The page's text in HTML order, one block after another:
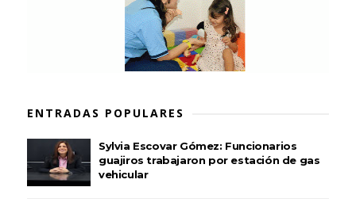
ENTRADAS POPULARES
Sylvia Escovar Gómez: Funcionarios
guajiros trabajaron por estación de gas
vehicular